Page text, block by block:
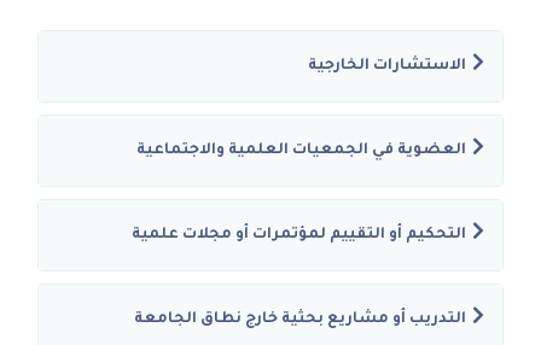
الاستشارات الخارجية
العضوية في الجمعيات العلمية والاجتماعية
التحكيم أو التقييم لمؤتمرات أو مجلات علمية
التدريب أو مشاريع بحثية خارج نطاق الجامعة